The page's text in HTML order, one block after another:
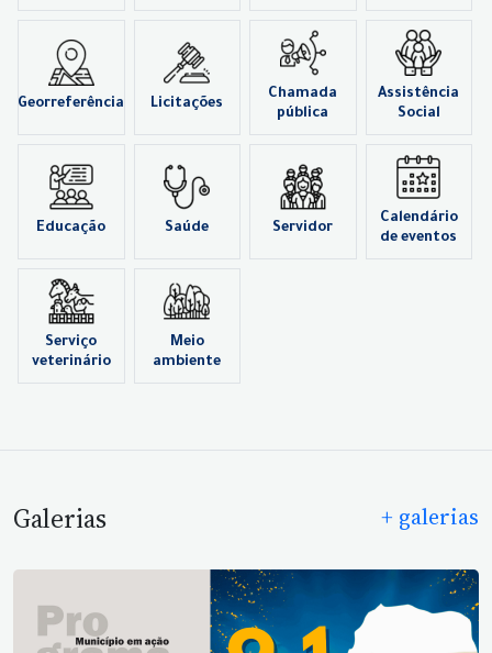
Georreferência Licitações
Chamada
pública
Assistência
Social
Educação Saúde Servidor
Calendário
de eventos
Serviço
veterinário
Meio
ambiente
Galerias + galerias